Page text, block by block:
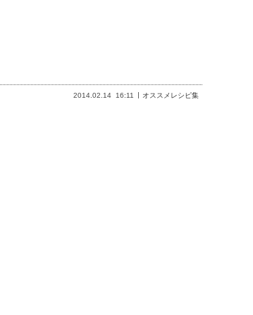
2014.02.14 16:11 オススメレシピ集